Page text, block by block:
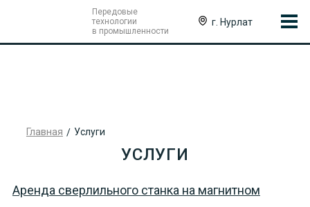
Передовые
технологии
в промышленности
г. Нурлат
Главная Услуги
УСЛУГИ
Аренда сверлильного станка на магнитном